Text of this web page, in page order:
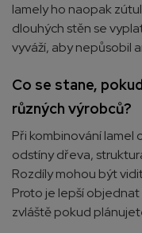
lamely ho naopak
dlouhých stěn se
vyváží, aby nepůsobil
Co se stane,
různých výrobců?
Při kombinování lamel
odstíny dřeva,
Rozdíly mohou být
Proto je lepší
zvláště pokud